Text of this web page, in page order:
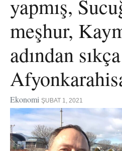
yapmış,
meşhur,
adından
Ekonomi ŞUBAT 1, 2021